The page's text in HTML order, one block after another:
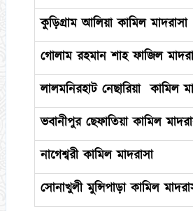
কুড়িগ্রাম আলিয়া কামিল মাদরাসা
গোলাম রহমান শাহ ফাজিল
লালমনিরহাট নেছারিয়া কামিল
ভবানীপুর ছেফাতিয়া কামিল
নাগেশ্বরী কামিল মাদরাসা
সোনাখুলী মুন্সিপাড়া কামিল